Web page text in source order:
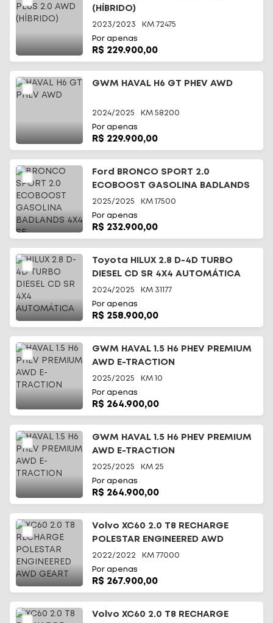
(HÍBRIDO)
2023/2023 KM 72475
Por apenas
R$ 229.900,00
GWM HAVAL H6 GT PHEV AWD
2024/2025 KM 58200
Por apenas
R$ 229.900,00
Ford BRONCO SPORT 2.0
ECOBOOST GASOLINA BADLANDS
4X4 SE
2025/2025 KM 17500
Por apenas
R$ 232.900,00
Toyota HILUX 2.8 D-4D TURBO
DIESEL CD SR 4X4 AUTOMÁTICA
2024/2025 KM 31177
Por apenas
R$ 258.900,00
GWM HAVAL 1.5 H6 PHEV PREMIUM
AWD E-TRACTION
2025/2025 KM 10
Por apenas
R$ 264.900,00
GWM HAVAL 1.5 H6 PHEV PREMIUM
AWD E-TRACTION
2025/2025 KM 25
Por apenas
R$ 264.900,00
Volvo XC60 2.0 T8 RECHARGE
POLESTAR ENGINEERED AWD
GEART
2022/2022 KM 77000
Por apenas
R$ 267.900,00
Volvo XC60 2.0 T8 RECHARGE